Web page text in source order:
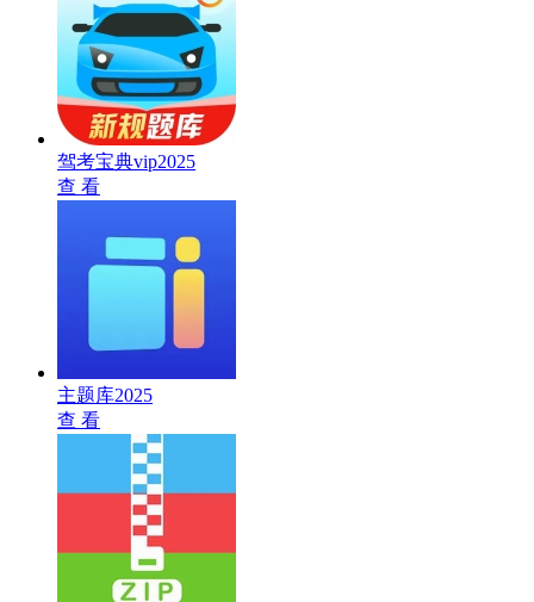
驾考宝典vip2025
查 看
主题库2025
查 看